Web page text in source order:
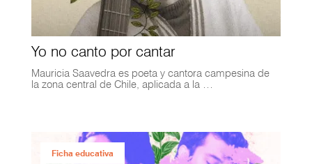
Yo no canto por cantar
Mauricia Saavedra es poeta y cantora campesina de
la zona central de Chile, aplicada a la …
Ficha educativa